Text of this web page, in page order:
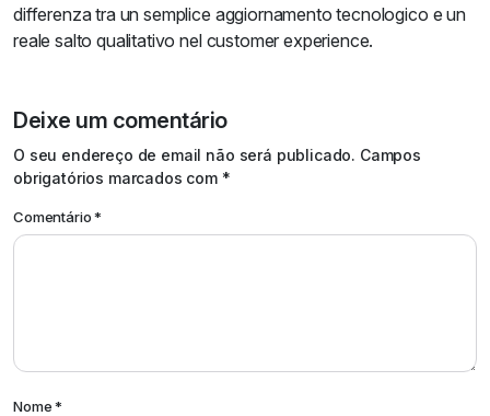
differenza tra un semplice aggiornamento tecnologico e un
reale salto qualitativo nel customer experience.
Deixe um comentário
O seu endereço de email não será publicado. Campos
obrigatórios marcados com *
Comentário*
Nome*
Alternative: